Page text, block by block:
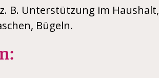
B. Unterstützung im Haushalt,
Bügeln.